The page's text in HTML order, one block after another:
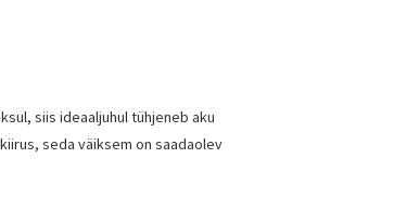
siis ideaaljuhul tühjeneb aku
seda väiksem on saadaolev